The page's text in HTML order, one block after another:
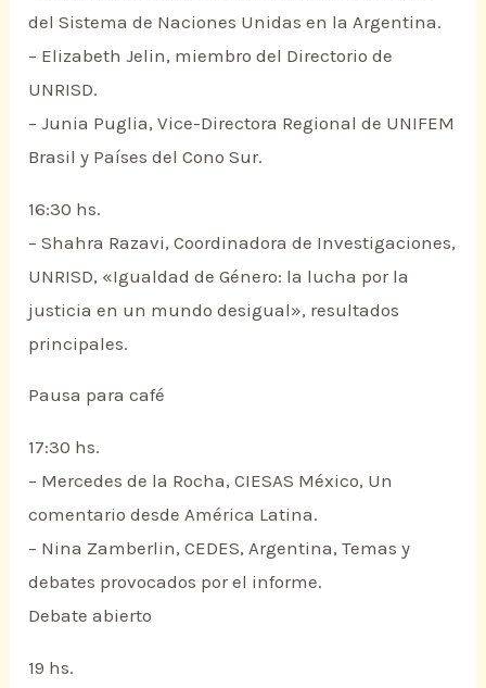
del Sistema de Naciones Unidas en la Argentina.
– Elizabeth Jelin, miembro del Directorio de
UNRISD.
– Junia Puglia, Vice-Directora Regional de UNIFEM
Brasil y Países del Cono Sur.
16:30 hs.
– Shahra Razavi, Coordinadora de Investigaciones,
UNRISD, «Igualdad de Género: la lucha por la
justicia en un mundo desigual», resultados
principales.
Pausa para café
17:30 hs.
– Mercedes de la Rocha, CIESAS México, Un
comentario desde América Latina.
– Nina Zamberlin, CEDES, Argentina, Temas y
debates provocados por el informe.
Debate abierto
19 hs.